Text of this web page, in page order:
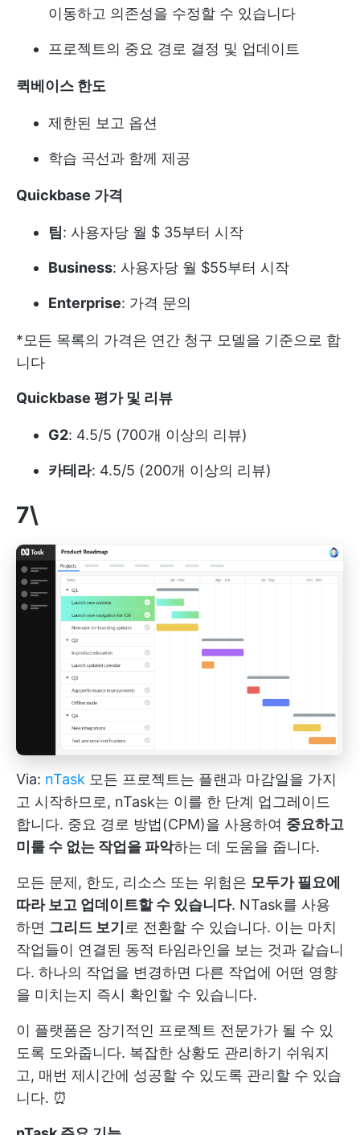
이동하고 의존성을 수정할 수 있습니다
프로젝트의 중요 경로 결정 및 업데이트
퀵베이스 한도
제한된 보고 옵션
학습 곡선과 함께 제공
Quickbase 가격
팀: 사용자당 월 $ 35부터 시작
Business: 사용자당 월 $55부터 시작
Enterprise: 가격 문의
*모든 목록의 가격은 연간 청구 모델을 기준으로 합
니다
Quickbase 평가 및 리뷰
G2: 4.5/5 (700개 이상의 리뷰)
카테라: 4.5/5 (200개 이상의 리뷰)
7\
Via: nTask 모든 프로젝트는 플랜과 마감일을 가지
고 시작하므로, nTask는 이를 한 단계 업그레이드
합니다. 중요 경로 방법(CPM)을 사용하여 중요하고
미룰 수 없는 작업을 파악하는 데 도움을 줍니다.
모든 문제, 한도, 리소스 또는 위험은 모두가 필요에
따라 보고 업데이트할 수 있습니다. NTask를 사용
하면 그리드 보기 로 전환할 수 있습니다. 이는 마치
작업들이 연결된 동적 타임라인을 보는 것과 같습니
다. 하나의 작업을 변경하면 다른 작업에 어떤 영향
을 미치는지 즉시 확인할 수 있습니다.
이 플랫폼은 장기적인 프로젝트 전문가가 될 수 있
도록 도와줍니다. 복잡한 상황도 관리하기 쉬워지
고, 매번 제시간에 성공할 수 있도록 관리할 수 있습
니다. ⏰